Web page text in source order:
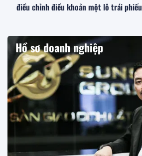
điều chỉnh điều khoản một lô trái phiếu
Hồ sơ doanh nghiệp